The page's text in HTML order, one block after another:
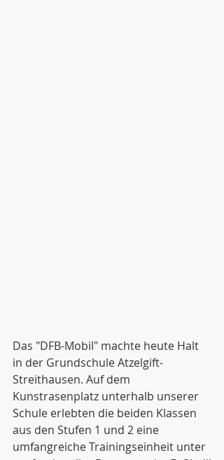
Das "DFB-Mobil" machte heute Halt
in der Grundschule Atzelgift-
Streithausen. Auf dem
Kunstrasenplatz unterhalb unserer
Schule erlebten die beiden Klassen
aus den Stufen 1 und 2 eine
umfangreiche Trainingseinheit unter